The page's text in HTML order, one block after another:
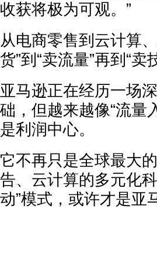
收获将极为可观。”
从电商零售到云计算
货”到“卖流量”再到“卖
亚马逊正在经历一场
础，但越来越像“流量
是利润中心。
它不再只是全球最大
告、云计算的多元化
动”模式，或许才是亚